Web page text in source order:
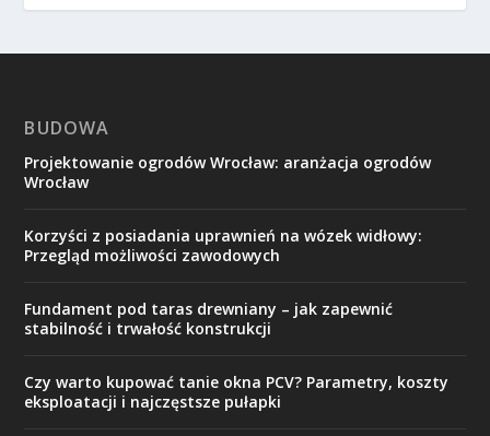
BUDOWA
Projektowanie ogrodów Wrocław: aranżacja ogrodów
Wrocław
Korzyści z posiadania uprawnień na wózek widłowy:
Przegląd możliwości zawodowych
Fundament pod taras drewniany – jak zapewnić
stabilność i trwałość konstrukcji
Czy warto kupować tanie okna PCV? Parametry, koszty
eksploatacji i najczęstsze pułapki